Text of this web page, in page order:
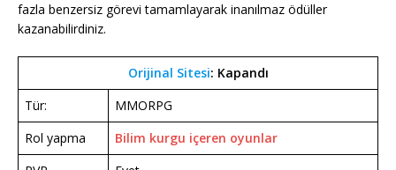
fazla benzersiz görevi tamamlayarak inanılmaz ödüller
kazanabilirdiniz.
Orijinal Sitesi: Kapandı
Tür:
MMORPG
Rol yapma
Bilim kurgu içeren oyunlar